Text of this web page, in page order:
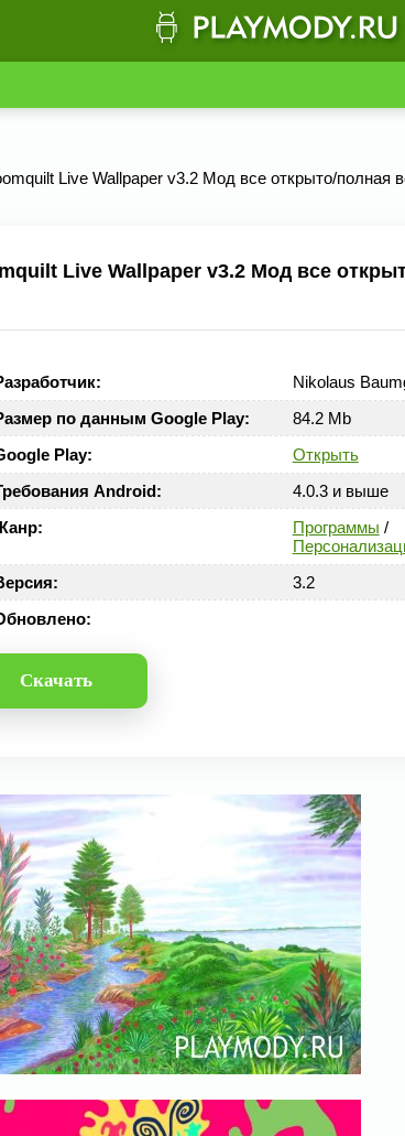
Live Wallpaper v3.2 Мод все открыто/полная
Live Wallpaper v3.2 Мод все
Nikolaus
по данным Google Play:
84.2 Mb
Play:
Открыть
Android:
4.0.3 и выше
Программы /
3.2
Скачать